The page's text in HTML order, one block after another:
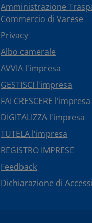
Amministrazione
Commercio di Varese
Privacy
Albo camerale
AVVIA l'impresa
GESTISCI l'impresa
FAI CRESCERE l'impresa
DIGITALIZZA l'impresa
TUTELA l'impresa
REGISTRO IMPRESE
Feedback
Dichiarazione di